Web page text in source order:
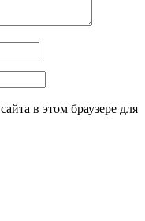
в этом браузере для